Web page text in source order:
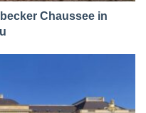
Chaussee in